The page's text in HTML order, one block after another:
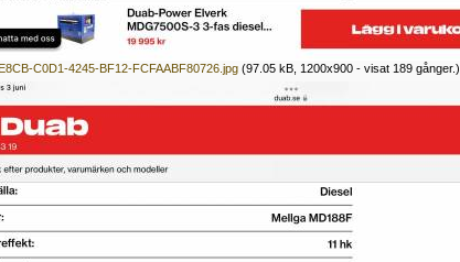
C0D1-4245-BF12-FCFAABF80726.jpg(97.05 kB, 1200x900 - visat 189 gånger.)